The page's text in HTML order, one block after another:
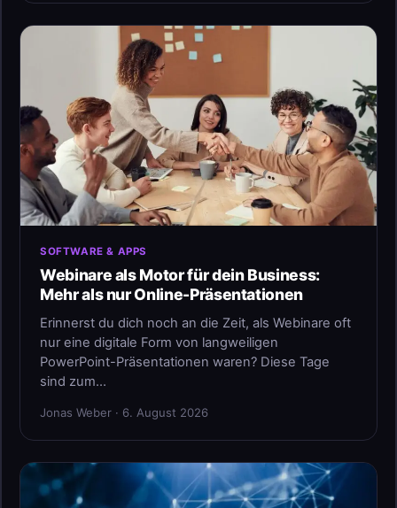
SOFTWARE & APPS
Webinare als Motor für dein Business:
Mehr als nur Online-Präsentationen
Erinnerst du dich noch an die Zeit, als Webinare oft
nur eine digitale Form von langweiligen
PowerPoint-Präsentationen waren? Diese Tage
sind zum…
Jonas Weber · 6. August 2026